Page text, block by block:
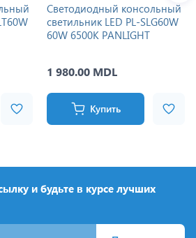
Светодиодный консольный
светильник LED PL-SLG60W
60W 6500K PANLIGHT
1 980.00 MDL
Купить
и будьте в курсе лучших